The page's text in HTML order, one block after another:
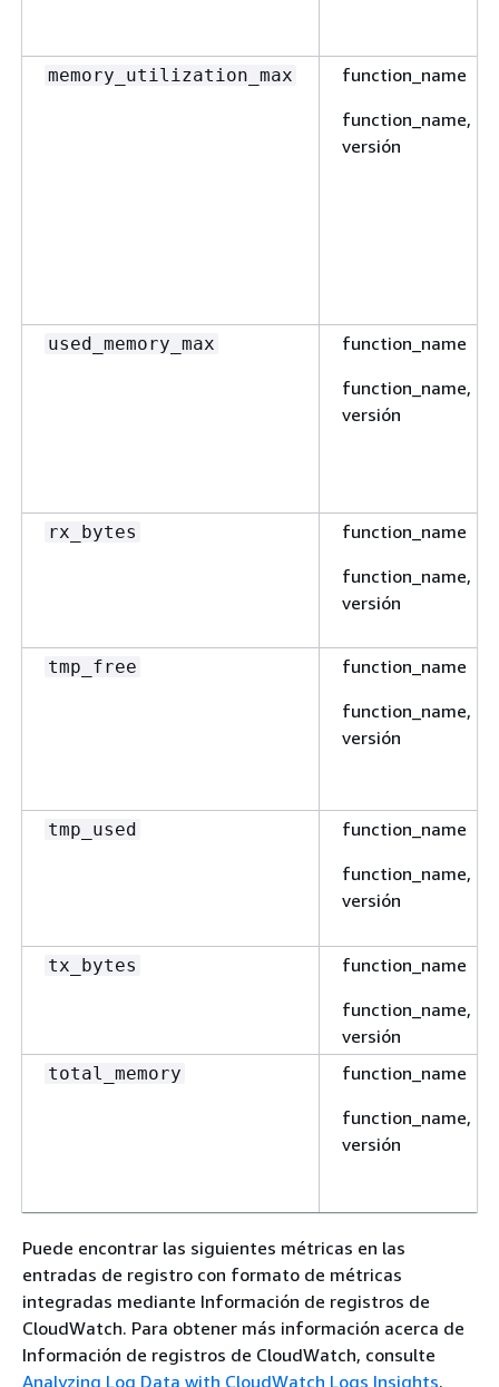
memory_utilization_max
function_name
function_name,
versión
used_memory_max
function_name
function_name,
versión
rx_bytes
function_name
function_name,
versión
tmp_free
function_name
function_name,
versión
tmp_used
function_name
function_name,
versión
tx_bytes
function_name
function_name,
versión
total_memory
function_name
function_name,
versión
total_network function_name
Puede encontrar las siguientes métricas en las
entradas de registro con formato de métricas
integradas mediante Información de registros de
CloudWatch. Para obtener más información acerca de
Información de registros de CloudWatch, consulte
Analyzing Log Data with CloudWatch Logs Insights.